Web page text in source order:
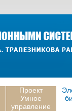
Проект
Умное
управление